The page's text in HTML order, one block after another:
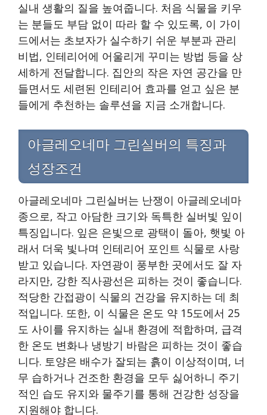
실내 생활의 질을 높여줍니다. 처음 식물을 키우
는 분들도 부담 없이 따라 할 수 있도록, 이 가이
드에서는 초보자가 실수하기 쉬운 부분과 관리
비법, 인테리어에 어울리게 꾸미는 방법 등을 상
세하게 전달합니다. 집안의 작은 자연 공간을 만
들면서도 세련된 인테리어 효과를 얻고 싶은 분
들에게 추천하는 솔루션을 지금 소개합니다.
아글레오네마 그린실버의 특징과
성장조건
아글레오네마 그린실버는 난쟁이 아글레오네마
종으로, 작고 아담한 크기와 독특한 실버빛 잎이
특징입니다. 잎은 은빛으로 광택이 돌아, 햇빛 아
래서 더욱 빛나며 인테리어 포인트 식물로 사랑
받고 있습니다. 자연광이 풍부한 곳에서도 잘 자
라지만, 강한 직사광선은 피하는 것이 좋습니다.
적당한 간접광이 식물의 건강을 유지하는 데 최
적입니다. 또한, 이 식물은 온도 약 15도에서 25
도 사이를 유지하는 실내 환경에 적합하며, 급격
한 온도 변화나 냉방기 바람은 피하는 것이 좋습
니다. 토양은 배수가 잘되는 흙이 이상적이며, 너
무 습하거나 건조한 환경을 모두 싫어하니 주기
적인 습도 유지와 물주기를 통해 건강한 성장을
지원해야 합니다.